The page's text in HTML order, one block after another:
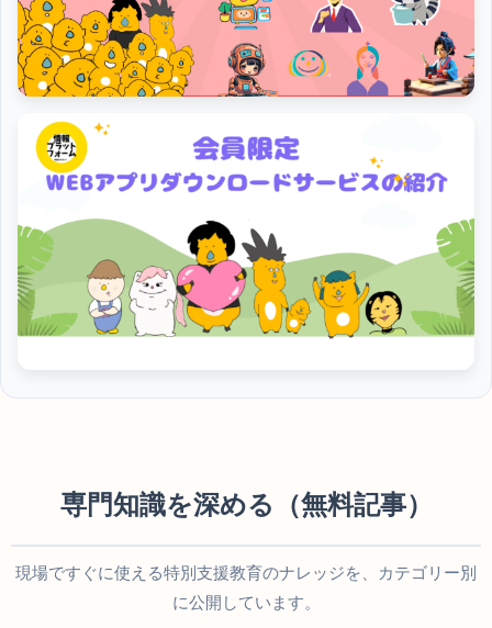
専門知識を深める（無料記事）
現場ですぐに使える特別支援教育のナレッジを、カテゴリー別
に公開しています。